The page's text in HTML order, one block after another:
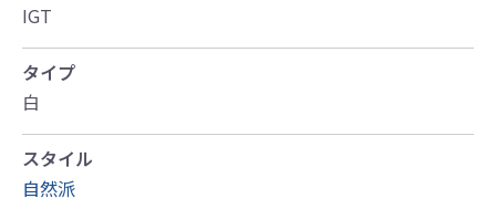
IGT
タイプ
白
スタイル
自然派